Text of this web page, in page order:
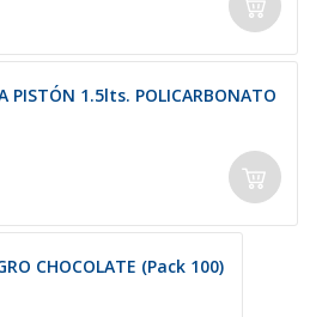
PISTÓN 1.5lts. POLICARBONATO
CHOCOLATE (Pack 100)